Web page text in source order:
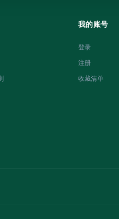
我的账号
登录
注册
收藏清单